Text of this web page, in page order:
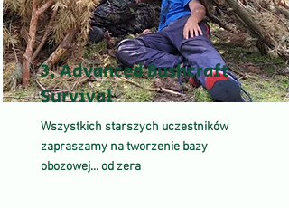
3. Advanced Bushcraft
Survival
Wszystkich starszych uczestników
zapraszamy na tworzenie bazy
obozowej... od zera